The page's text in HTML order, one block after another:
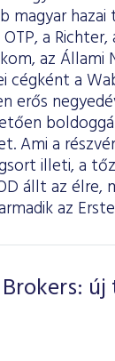
magyar hazai
a Richter,
az Állami
cégként a
erős
Ami a
illeti, a
állt az élre,
az